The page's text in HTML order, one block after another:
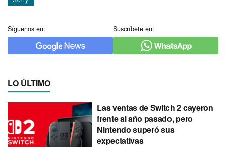
Síguenos en: Suscríbete en:
LO ÚLTIMO
Las ventas de Switch 2 cayeron
frente al año pasado, pero
Nintendo superó sus
expectativas